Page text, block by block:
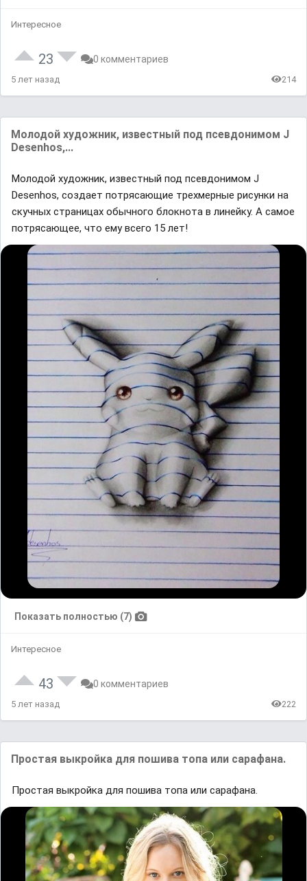
Интересное
23 0 комментариев
5 лет назад 214
Молодой художник, известный под псевдонимом J
Desenhos,...
Молодой художник, известный под псевдонимом J
Desenhos, создает потрясающие трехмерные рисунки на
скучных страницах обычного блокнота в линейку. А самое
потрясающее, что ему всего 15 лет!
Показать полностью (7)
Интересное
43 0 комментариев
5 лет назад 222
Простая выкройка для пошива топа или сарафана.
Простая выкройка для пошива топа или сарафана.